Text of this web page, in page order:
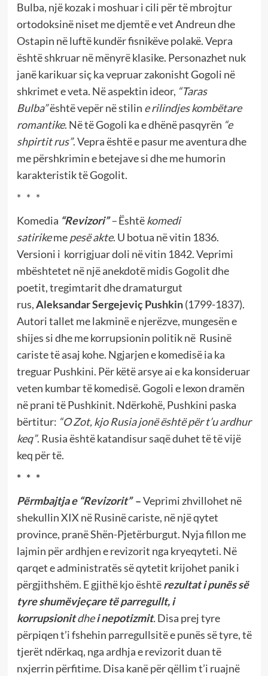
Bulba, një kozak i moshuar i cili për të mbrojtur
ortodoksinë niset me djemtë e vet Andreun dhe
Ostapin në luftë kundër fisnikëve polakë. Vepra
është shkruar në mënyrë klasike. Personazhet nuk
janë karikuar siç ka vepruar zakonisht Gogoli në
shkrimet e veta. Në aspektin ideor, “Taras
Bulba”është vepër në stilin e rilindjes kombëtare
romantike. Në të Gogoli ka e dhënë pasqyrën “e
shpirtit rus”. Vepra është e pasur me aventura dhe
me përshkrimin e betejave si dhe me humorin
karakteristik të Gogolit.
* * *
Komedia “Revizori”–Ështëkomedi
satirikemepesë akte. U botua në vitin 1836.
Versioni i korrigjuar doli në vitin 1842. Veprimi
mbështetet në një anekdotë midis Gogolit dhe
poetit, tregimtarit dhe dramaturgut
rus,Aleksandar Sergejeviç Pushkin(1799-1837).
Autori tallet me lakminë e njerëzve, mungesën e
shijes si dhe me korrupsionin politik në Rusinë
cariste të asaj kohe. Ngjarjen e komedisë ia ka
treguar Pushkini. Për këtë arsye ai e ka konsideruar
veten kumbar të komedisë. Gogoli e lexon dramën
në prani të Pushkinit. Ndërkohë, Pushkini paska
bërtitur: “O Zot, kjo Rusia jonë është për t’u ardhur
keq”. Rusia është katandisur saqë duhet të të vijë
keq për të.
* * *
Përmbajtja e “Revizorit”–Veprimi zhvillohet në
shekullin XIX në Rusinë cariste, në një qytet
province, pranë Shën-Pjetërburgut. Nyja fillon me
lajmin për ardhjen e revizorit nga kryeqyteti. Në
qarqet e administratës së qytetit krijohet panik i
përgjithshëm. E gjithë kjo ështërezultat i punës së
tyre shumëvjeçare të parregullt, i
korrupsionitdhei nepotizmit.Disa prej tyre
përpiqen t’i fshehin parregullsitë e punës së tyre, të
tjerët ndërkaq, nga ardhja e revizorit duan të
nxjerrin përfitime. Disa kanë për qëllim t’i ruajnë